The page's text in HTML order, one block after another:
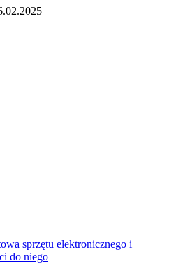
sprzętu elektronicznego i
do niego